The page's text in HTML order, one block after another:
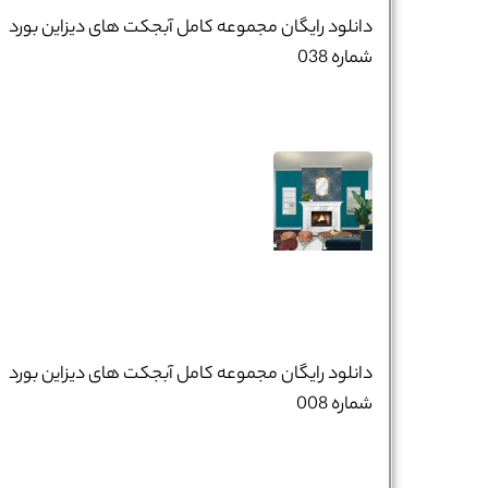
دانلود رایگان مجموعه کامل آبجکت های دیزاین بورد
شماره 038
دانلود رایگان مجموعه کامل آبجکت های دیزاین بورد
شماره 008
تلفن همراه : *